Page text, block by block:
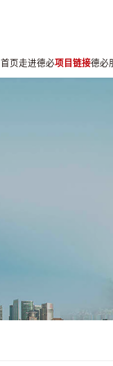
首页走进德必项目链接德必